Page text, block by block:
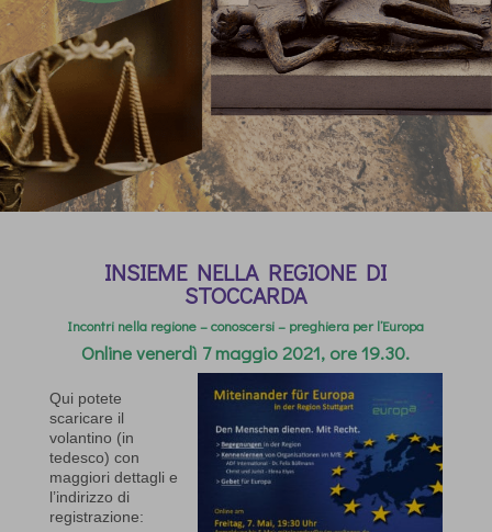
INSIEME NELLA REGIONE DI
STOCCARDA
Incontri nella regione – conoscersi – preghiera per l’Europa
Online venerdì 7 maggio 2021, ore 19.30.
Qui potete
scaricare il
volantino (in
tedesco) con
maggiori dettagli e
l’indirizzo di
registrazione: